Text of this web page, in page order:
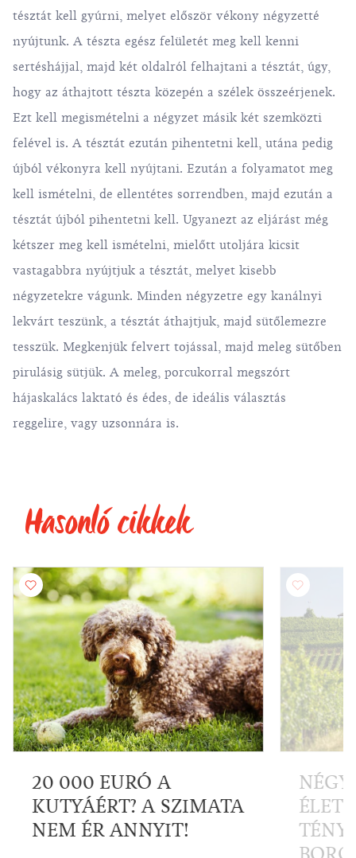
tésztát kell gyúrni, melyet először vékony négyzetté
nyújtunk. A tészta egész felületét meg kell kenni
sertéshájjal, majd két oldalról felhajtani a tésztát, úgy,
hogy az áthajtott tészta közepén a szélek összeérjenek.
Ezt kell megismételni a négyzet másik két szemközti
felével is. A tésztát ezután pihentetni kell, utána pedig
újból vékonyra kell nyújtani. Ezután a folyamatot meg
kell ismételni, de ellentétes sorrendben, majd ezután a
tésztát újból pihentetni kell. Ugyanezt az eljárást még
kétszer meg kell ismételni, mielőtt utoljára kicsit
vastagabbra nyújtjuk a tésztát, melyet kisebb
négyzetekre vágunk. Minden négyzetre egy kanálnyi
lekvárt teszünk, a tésztát áthajtjuk, majd sütőlemezre
tesszük. Megkenjük felvert tojással, majd meleg sütőben
pirulásig sütjük. A meleg, porcukorral megszórt
hájaskalács laktató és édes, de ideális választás
reggelire, vagy uzsonnára is.
Hasonló cikkek
20 000 EURÓ A
KUTYÁÉRT? A SZIMATA
NEM ÉR ANNYIT!
NÉGY
TÉNY